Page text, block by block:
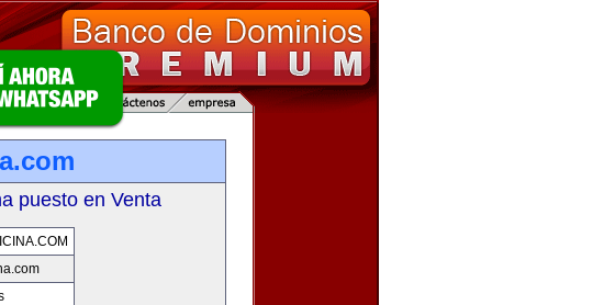
puesto en Venta